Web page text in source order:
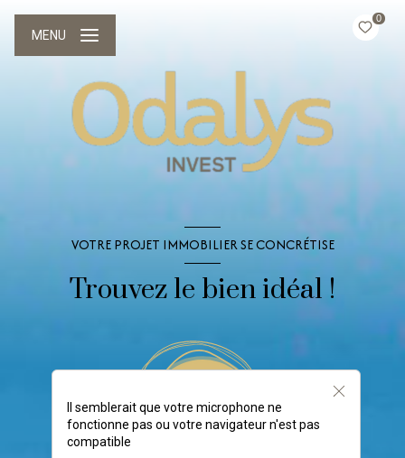
0
MENU
VOTRE PROJET IMMOBILIER SE CONCRÉTISE
Trouvez le bien idéal !
Il semblerait que votre microphone ne
fonctionne pas ou votre navigateur n'est pas
compatible